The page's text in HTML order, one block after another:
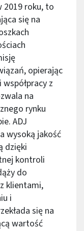
2019 roku, to
się na
opierając
z
na
rynku
ADJ
wysoką jakość
dzięki
kontroli
do
klientami,
i
się na
wartość